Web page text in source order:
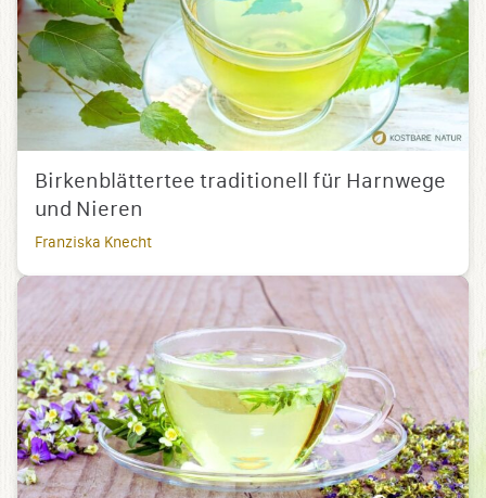
Birkenblättertee traditionell für Harnwege
und Nieren
Franziska Knecht